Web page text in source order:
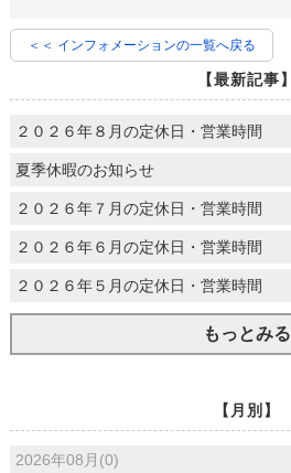
＜＜ インフォメーションの一覧へ戻る
【最新記事】
２０２６年８月の定休日・営業時間
夏季休暇のお知らせ
２０２６年７月の定休日・営業時間
２０２６年６月の定休日・営業時間
２０２６年５月の定休日・営業時間
もっとみる
【月別】
2026年08月(0)